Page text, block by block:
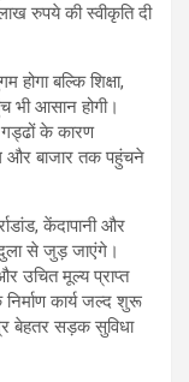
रुपये की स्वीकृति दी
बल्कि शिक्षा,
भी आसान होगी।
गड्ढों के कारण
और बाजार तक पहुंचने
केंदापानी और
से जुड़ जाएंगे।
उचित मूल्य प्राप्त
निर्माण कार्य जल्द शुरू
बेहतर सड़क सुविधा